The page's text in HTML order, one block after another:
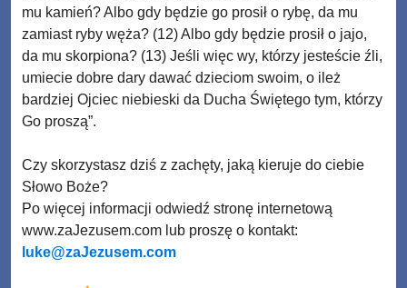
mu kamień? Albo gdy będzie go prosił o rybę, da mu
zamiast ryby węża? (12) Albo gdy będzie prosił o jajo,
da mu skorpiona? (13) Jeśli więc wy, którzy jesteście źli,
umiecie dobre dary dawać dzieciom swoim, o ileż
bardziej Ojciec niebieski da Ducha Świętego tym, którzy
Go proszą”.
Czy skorzystasz dziś z zachęty, jaką kieruje do ciebie
Słowo Boże?
Po więcej informacji odwiedź stronę internetową
www.zaJezusem.com lub proszę o kontakt:
luke@zaJezusem.com